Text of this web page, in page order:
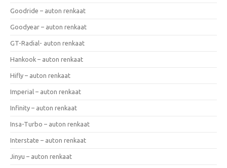
Goodride – auton renkaat
Goodyear – auton renkaat
GT-Radial- auton renkaat
Hankook – auton renkaat
Hifly – auton renkaat
Imperial – auton renkaat
Infinity – auton renkaat
Insa-Turbo – auton renkaat
Interstate – auton renkaat
Jinyu – auton renkaat